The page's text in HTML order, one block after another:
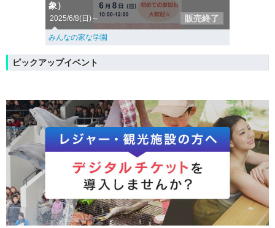
象）
2025/6/8(日)～ 販売終了
みんなの家な学園
ピックアップイベント